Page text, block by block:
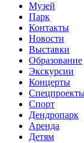
Музей
Парк
Контакты
Новости
Выставки
Образование
Экскурсии
Концерты
Спорт
Дендропарк
Аренда
Детям